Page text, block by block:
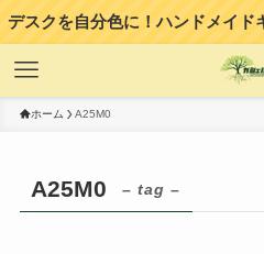
デスクを自分色に！ハンドメイド
ホーム A25M0
A25M0 – tag –